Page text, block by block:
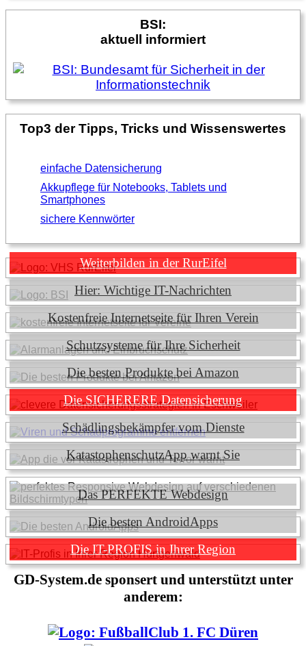
BSI:
aktuell informiert
Top3 der Tipps, Tricks und Wissenswertes
einfache Datensicherung
Akkupflege für Notebooks, Tablets und
Smartphones
sichere Kennwörter
Weiterbilden in der RurEifel
Hier: Wichtige IT-Nachrichten
Kostenfreie Internetseite für Ihren Verein
Schutzsysteme für Ihre Sicherheit
Die besten Produkte bei Amazon
Die SICHERERE Datensicherung
Schädlingsbekämpfer vom Dienste
KatastophenschutzApp warnt Sie
Das PERFEKTE Webdesign
Die besten AndroidApps
Die IT-PROFIS in Ihrer Region
GD-System.de sponsert und unterstützt unter
anderem: